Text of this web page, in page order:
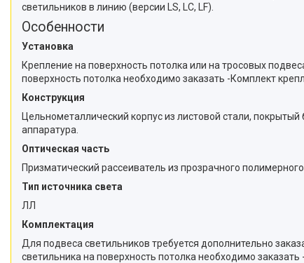
светильников в линию (версии LS, LC, LF).
Особенности
Установка
Крепление на поверхность потолка или на тросовых
поверхность потолка необходимо заказать -Комплект
Конструкция
Цельнометаллический корпус из листовой стали,
аппаратура.
Оптическая часть
Призматический рассеиватель из прозрачного
Тип источника света
ЛЛ
Комплектация
Для подвеса светильников требуется дополнительно
светильника на поверхность потолка необходимо